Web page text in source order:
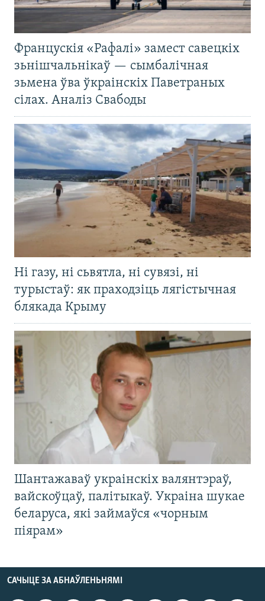
Францускія «Рафалі» замест савецкіх
зьнішчальнікаў — сымбалічная
зьмена ўва ўкраінскіх Паветраных
сілах. Аналіз Свабоды
Ні газу, ні сьвятла, ні сувязі, ні
турыстаў: як праходзіць лягістычная
блякада Крыму
Шантажаваў украінскіх валянтэраў,
вайскоўцаў, палітыкаў. Украіна шукае
беларуса, які займаўся «чорным
піярам»
САЧЫЦЕ ЗА АБНАЎЛЕНЬНЯМІ